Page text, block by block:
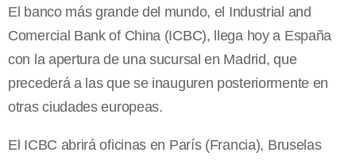
El banco más grande del mundo, el Industrial and
Comercial Bank of China (ICBC), llega hoy a España
con la apertura de una sucursal en Madrid, que
precederá a las que se inauguren posteriormente en
otras ciudades europeas.
El ICBC abrirá oficinas en París (Francia), Bruselas